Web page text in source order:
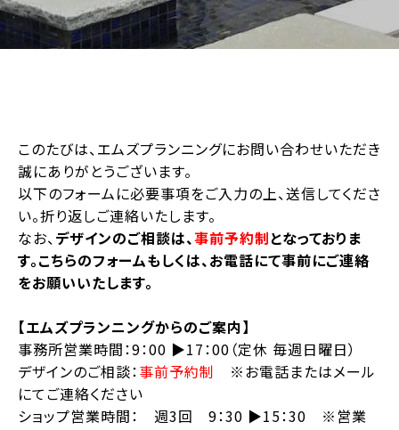
このたびは、エムズプランニングにお問い合わせいただき
誠にありがとうございます。
以下のフォームに必要事項をご入力の上、送信してくださ
い。折り返しご連絡いたします。
なお、デザインのご相談は、事前予約制となっておりま
す。こちらのフォームもしくは、お電話にて事前にご連絡
をお願いいたします。
【エムズプランニングからのご案内】
事務所営業時間：9：00 ▶︎17：00（定休 毎週日曜日）
デザインのご相談：事前予約制 ※お電話またはメール
にてご連絡ください
ショップ営業時間： 週3回 9：30 ▶︎15：30 ※営業